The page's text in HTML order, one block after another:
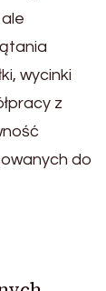
wycinki
z
do